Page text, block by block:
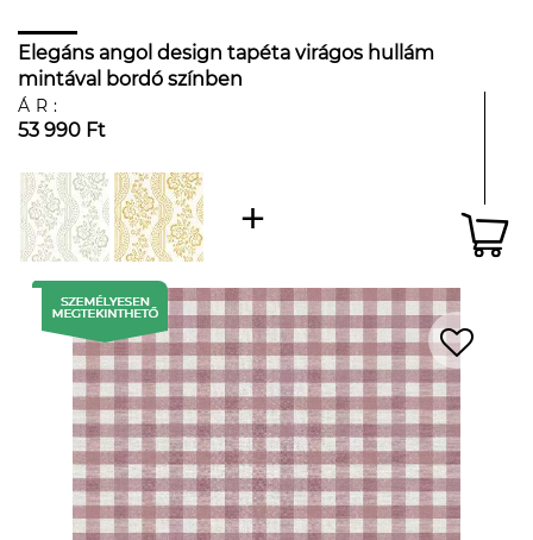
Elegáns angol design tapéta virágos hullám
mintával bordó színben
ÁR:
53 990 Ft